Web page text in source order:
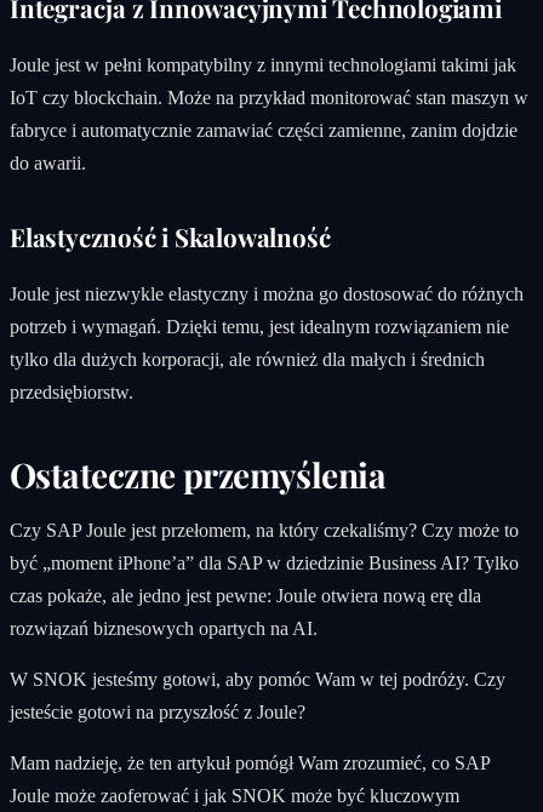
Integracja z Innowacyjnymi Technologiami
Joule jest w pełni kompatybilny z innymi technologiami takimi jak
IoT czy blockchain. Może na przykład monitorować stan maszyn w
fabryce i automatycznie zamawiać części zamienne, zanim dojdzie
do awarii.
Elastyczność i Skalowalność
Joule jest niezwykle elastyczny i można go dostosować do różnych
potrzeb i wymagań. Dzięki temu, jest idealnym rozwiązaniem nie
tylko dla dużych korporacji, ale również dla małych i średnich
przedsiębiorstw.
Ostateczne przemyślenia
Czy SAP Joule jest przełomem, na który czekaliśmy? Czy może to
być „moment iPhone’a” dla SAP w dziedzinie Business AI? Tylko
czas pokaże, ale jedno jest pewne: Joule otwiera nową erę dla
rozwiązań biznesowych opartych na AI.
W SNOK jesteśmy gotowi, aby pomóc Wam w tej podróży. Czy
jesteście gotowi na przyszłość z Joule?
Mam nadzieję, że ten artykuł pomógł Wam zrozumieć, co SAP
Joule może zaoferować i jak SNOK może być kluczowym